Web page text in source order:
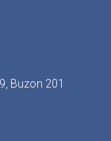
Buzon 201